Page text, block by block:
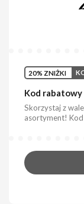
20% ZNIŻKI
Kod rabatowy
Skorzystaj z
asortyment!